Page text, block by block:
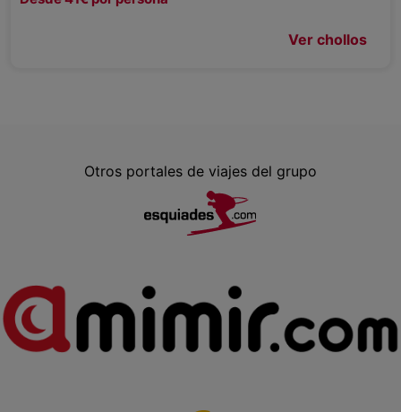
Ver chollos
Otros portales de viajes del grupo